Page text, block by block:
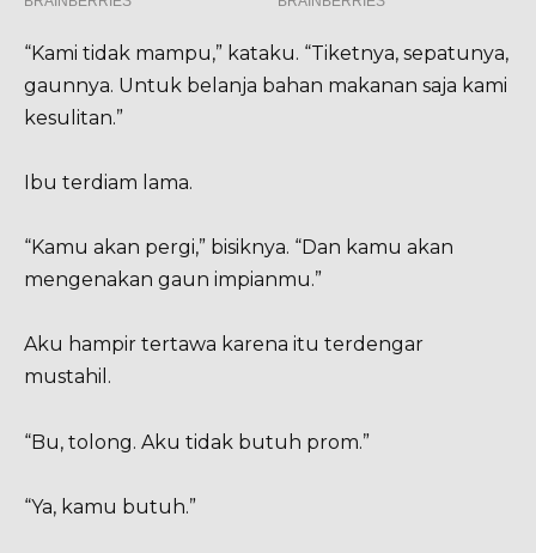
“Kami tidak mampu,” kataku. “Tiketnya, sepatunya,
gaunnya. Untuk belanja bahan makanan saja kami
kesulitan.”
Ibu terdiam lama.
“Kamu akan pergi,” bisiknya. “Dan kamu akan
mengenakan gaun impianmu.”
Aku hampir tertawa karena itu terdengar
mustahil.
“Bu, tolong. Aku tidak butuh prom.”
“Ya, kamu butuh.”